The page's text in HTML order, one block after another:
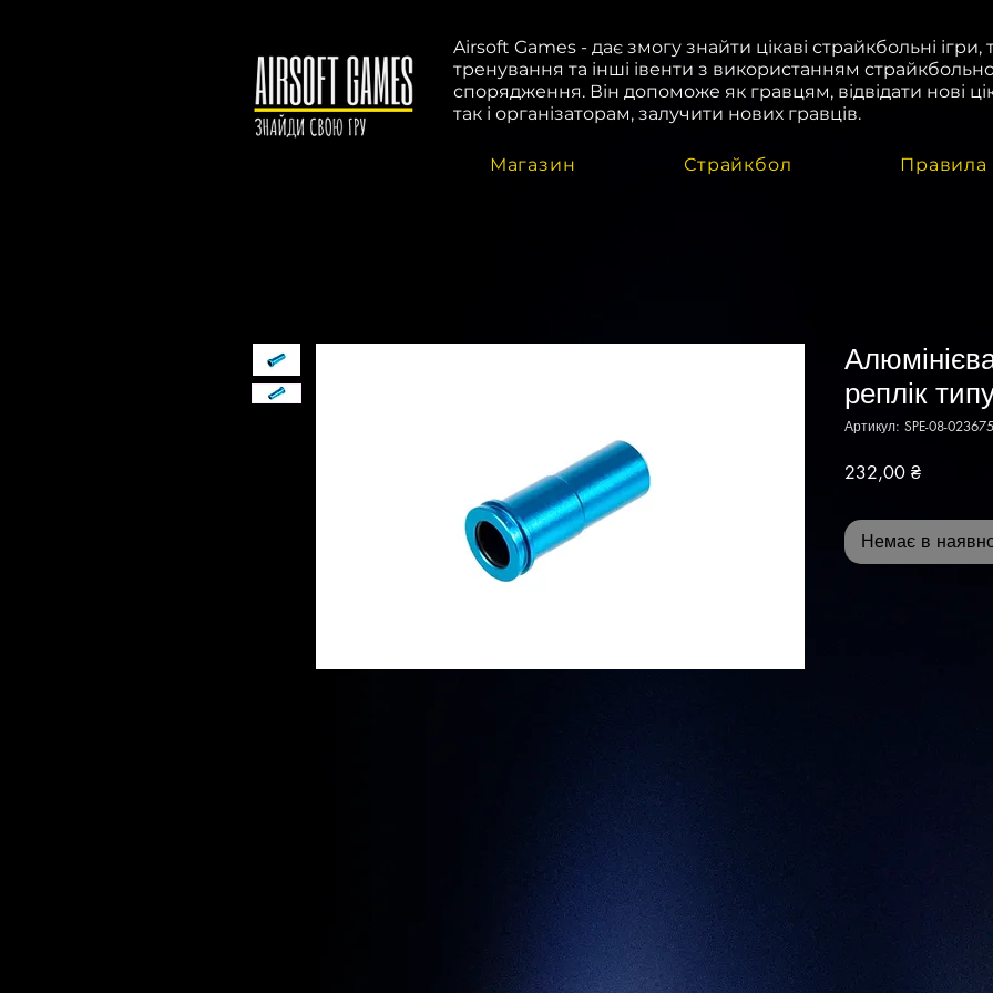
Airsoft Games - дає змогу знайти цікаві страйкбольні ігри,
тренування та інші івенти з використанням
спорядження. Він допоможе як гравцям, відвідати нові
так і організаторам, залучити нових гравців.
Магазин Страйкбол Правила
реплік
Артикул: SPE-08-
232,00 ₴Ціна
Немає в